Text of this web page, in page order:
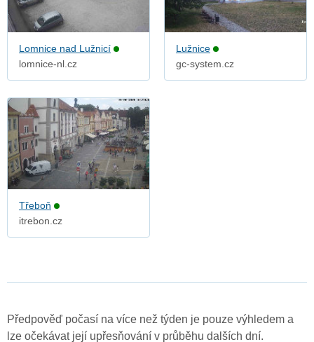
Lomnice nad Lužnicí
lomnice-nl.cz
Lužnice
gc-system.cz
Třeboň
itrebon.cz
Předpověď počasí na více než týden je pouze výhledem a
lze očekávat její upřesňování v průběhu dalších dní.